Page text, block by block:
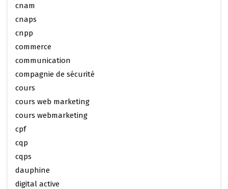
cnam
cnaps
cnpp
commerce
communication
compagnie de sécurité
cours
cours web marketing
cours webmarketing
cpf
cqp
cqps
dauphine
digital active